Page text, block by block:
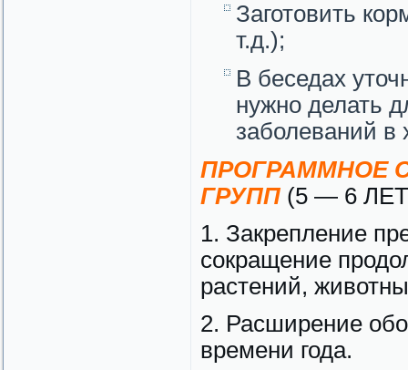
Заготовить
т.д.);
В беседах
нужно делать
заболеваний в
ПРОГРАММНОЕ
ГРУПП (5 — 6
1. Закрепление
сокращение
растений,
2. Расширение
времени года.